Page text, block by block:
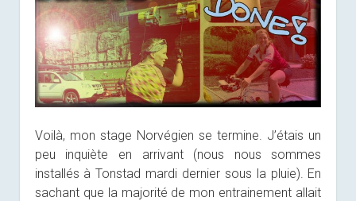
Voilà, mon stage Norvégien se termine. J’étais un
peu inquiète en arrivant (nous nous sommes
installés à Tonstad mardi dernier sous la pluie). En
sachant que la majorité de mon entrainement allait